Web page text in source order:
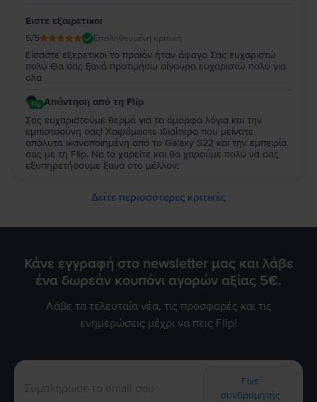
Ειστε εξαιρετικοι
5/5 Επαληθευμένη κριτική
Είσαστε εξερετικοι το προϊόν ήταν άψογο Σας ευχαριστώ
πολύ Θα σας ξανά προτιμήσω σίγουρα ευχαριστώ πολύ για
ολα
Απάντηση από τη Flip
Σας ευχαριστούμε θερμά για τα όμορφα λόγια και την
εμπιστοσύνη σας! Χαιρόμαστε ιδιαίτερα που μείνατε
απόλυτα ικανοποιημένη από τo Galaxy S22 και την εμπειρία
σας με τη Flip. Να to χαρείτε και θα χαρούμε πολύ να σας
εξυπηρετήσουμε ξανά στο μέλλον!
Δείτε περισσότερες κριτικές
Κάνε εγγραφή στο newsletter μας και λάβε
ένα δωρεάν κουπόνι αγορών αξίας 5€.
Λάβε τα τελευταία νέα, τις προσφορές και τις
ενημερώσεις μέχρι να πεις Flip!
Γίνε
συνδρομητής